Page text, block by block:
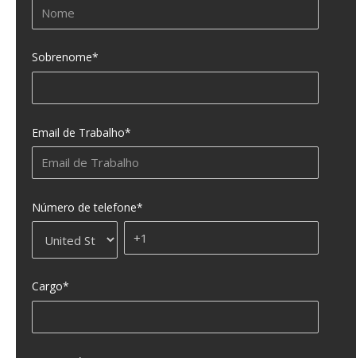
Sobrenome*
Email de Trabalho*
Número de telefone*
Cargo*